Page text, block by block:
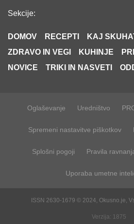
Sekcije:
DOMOV RECEPTI
KAJ
ZDRAVO IN VEGI
KUHINJE
NOVICE
TRIKI IN NASVETI
Oglaševanje Uredništvo
Spremeni nastavitve piškotkov
Splošni pogoji Pravila
Uporaba umetne
ISSN 2630-1679 © 2024, Okusno.je,
Verzija: 1875